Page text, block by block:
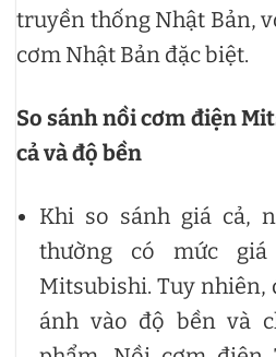
truyền thống Nhật Bản,
cơm Nhật Bản đặc biệt.
So sánh nồi cơm điện
cả và độ bền
Khi so sánh giá cả,
thường có mức
Mitsubishi. Tuy nhiên,
ánh vào độ bền và